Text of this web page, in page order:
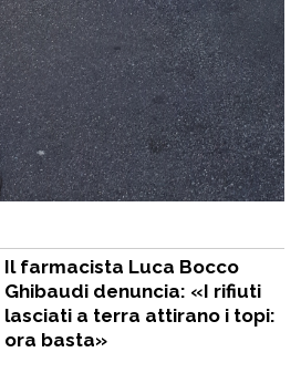
Il farmacista Luca Bocco
Ghibaudi denuncia: «I rifiuti
lasciati a terra attirano i topi:
ora basta»